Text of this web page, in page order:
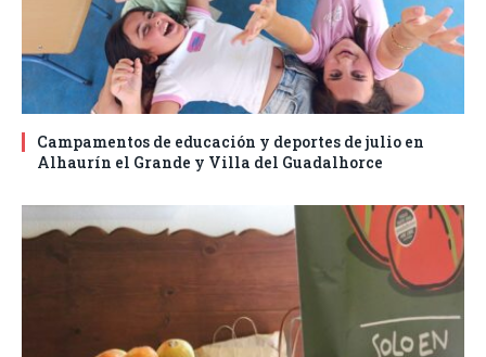
Campamentos de educación y deportes de julio en
Alhaurín el Grande y Villa del Guadalhorce